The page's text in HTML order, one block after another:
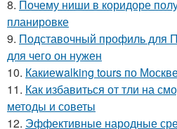
8. Почему ниши в коридоре
планировке
9. Подставочный профиль для
для чего он нужен
10. Какиеwalking tours по
11. Как избавиться от тли на
методы и советы
12. Эффективные народные